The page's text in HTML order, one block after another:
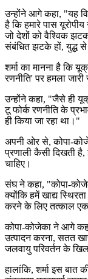
उन्होंने आगे कहा, "यह
है कि हमारे पास
जो देशों को वैश्विक
संबंधित झटके हों, युद्ध
शर्मा का मानना है कि
रणनीति' पर हमला
उन्होंने कहा, "जैसे ही
टू फोर्क रणनीति के
ही किया जा रहा था।"
अपनी ओर से, कोपा-
प्रणाली कैसी दिखती है,
चाहिए।
संघ ने कहा, "कोपा-
क्योंकि हमें खाद्य
करने के लिए तत्काल
कोपा-कोजेका ने आगे
उत्पादन करना, सतत
जलवायु परिवर्तन के
हालांकि, शर्मा इस